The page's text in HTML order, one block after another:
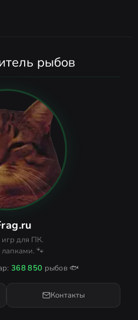
рыбов
для ПК.
🐾
368 850 рыбов 🐟
Контакты